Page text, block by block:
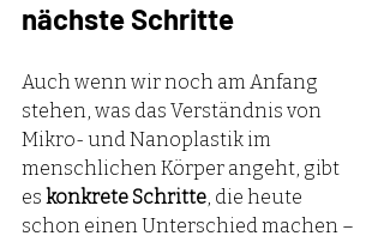
nächste Schritte
Auch wenn wir noch am Anfang
stehen, was das Verständnis von
Mikro- und Nanoplastik im
menschlichen Körper angeht, gibt
es konkrete Schritte, die heute
schon einen Unterschied machen –